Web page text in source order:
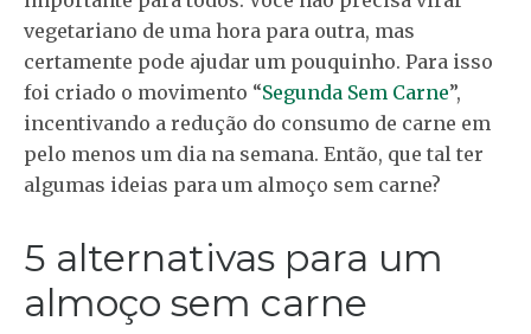
vegetariano de uma hora para outra, mas
certamente pode ajudar um pouquinho. Para isso
foi criado o movimento “Segunda Sem Carne”,
incentivando a redução do consumo de carne em
pelo menos um dia na semana. Então, que tal ter
algumas ideias para um almoço sem carne?
5 alternativas para um
almoço sem carne